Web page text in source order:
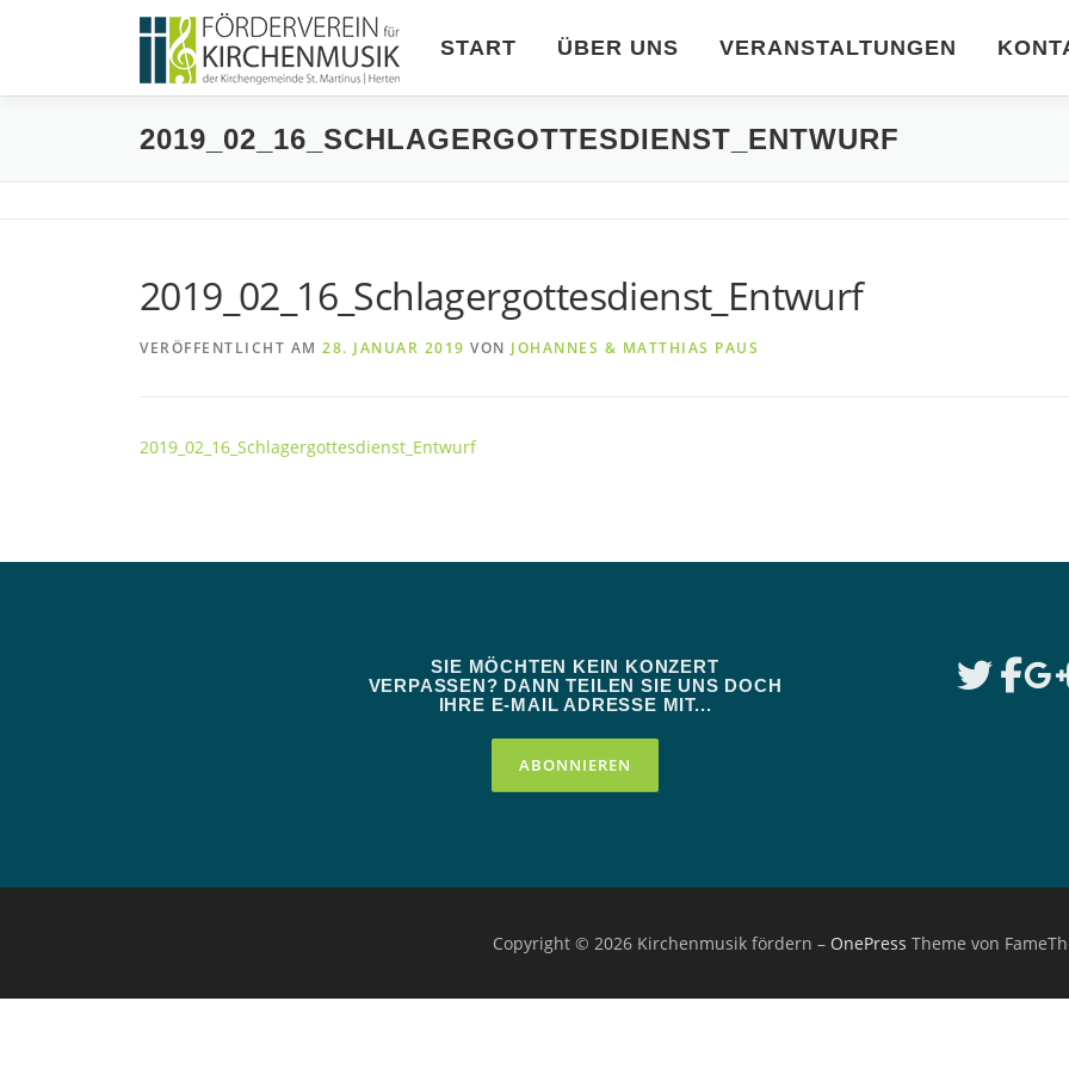
START ÜBER UNS VERANSTALTUNGEN
2019_02_16_SCHLAGERGOTTESDIENST_ENTWURF
2019_02_16_Schlagergottesdienst_Entwurf
VERÖFFENTLICHT AM 28. JANUAR 2019 VON JOHANNES & MATTHIAS PAUS
2019_02_16_Schlagergottesdienst_Entwurf
SIE MÖCHTEN KEIN KONZERT
VERPASSEN? DANN TEILEN SIE UNS DOCH
IHRE E-MAIL ADRESSE MIT...
Copyright © 2026 Kirchenmusik fördern – OnePress Theme von